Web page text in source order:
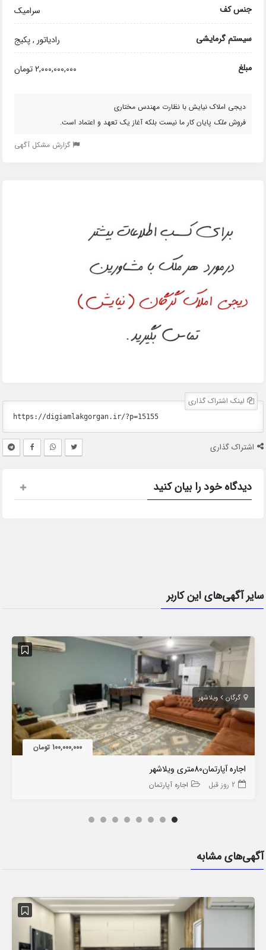
جنس کف سرامیک
سیستم گرمایشی رادیاتور , پکیج
مبلغ 2,000,000,000 تومان
دیجی املاک نیایش با نظارت مهندس مختاری
فروشملک پایان کار ما نیست بلکه آغاز یک تعهد و اعتماد است.
گزارش مشکل آگهی
لینک اشتراک گذاری
اشتراک گذاری
دیدگاه خود را بیان کنید
سایر آگهی‌های این کاربر
گرگان ویلاشهر
100,000,000 تومان
اجاره آپارتمان80متری ویلاشهر
2 روز قبل اجاره آپارتمان
آگهی‌های مشابه